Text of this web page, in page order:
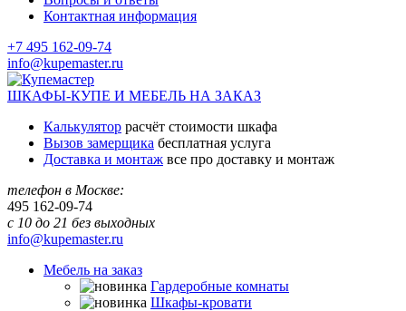
Контактная информация
+7 495 162-09-74
info@kupemaster.ru
ШКАФЫ-КУПЕ И МЕБЕЛЬ НА ЗАКАЗ
Калькулятор расчёт стоимости шкафа
Вызов замерщика бесплатная услуга
Доставка и монтаж все про доставку и монтаж
телефон в Москве:
495 162-09-74
с 10 до 21 без выходных
info@kupemaster.ru
Мебель на заказ
Гардеробные комнаты
Шкафы-кровати